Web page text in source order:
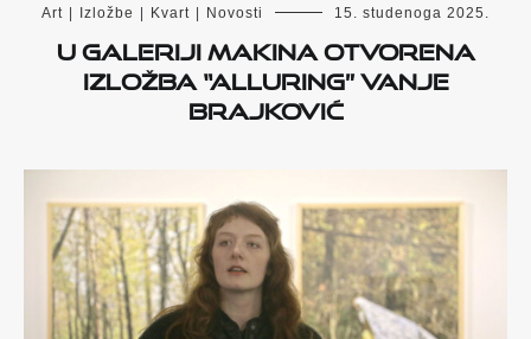
Art Izložbe Kvart Novosti 15. studenoga 2025.
U Galeriji Makina otvorena
izložba “Alluring” Vanje
Brajković